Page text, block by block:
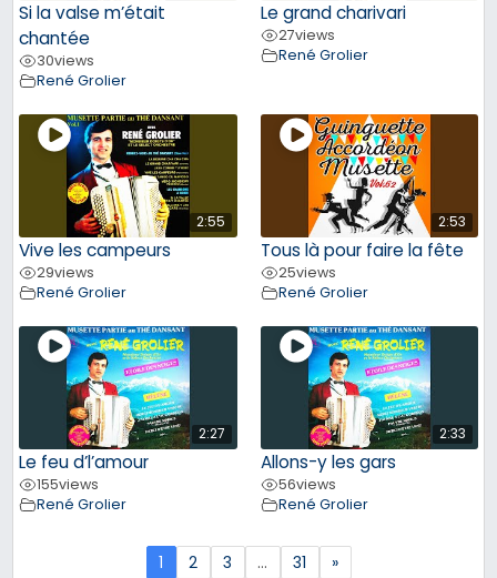
Si la valse m’était
chantée
30views
René Grolier
Le grand charivari
27views
René Grolier
2:55
Vive les campeurs
29views
René Grolier
2:53
Tous là pour faire la fête
25views
René Grolier
2:27
Le feu d’l’amour
155views
René Grolier
2:33
Allons-y les gars
56views
René Grolier
1 2 3 … 31 »